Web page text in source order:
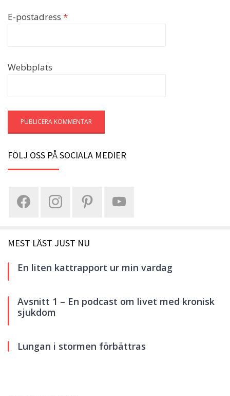
E-postadress *
Webbplats
FÖLJ OSS PÅ SOCIALA MEDIER
MEST LÄST JUST NU
En liten kattrapport ur min vardag
Avsnitt 1 – En podcast om livet med kronisk
sjukdom
Lungan i stormen förbättras